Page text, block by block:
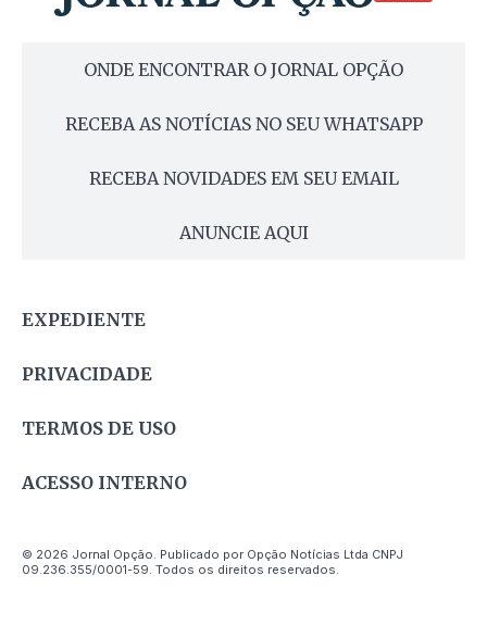
ONDE ENCONTRAR O JORNAL OPÇÃO
RECEBA AS NOTÍCIAS NO SEU WHATSAPP
RECEBA NOVIDADES EM SEU EMAIL
ANUNCIE AQUI
EXPEDIENTE
PRIVACIDADE
TERMOS DE USO
ACESSO INTERNO
© 2026 Jornal Opção. Publicado por Opção Notícias Ltda CNPJ
09.236.355/0001-59. Todos os direitos reservados.